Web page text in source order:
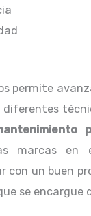
permite
diferentes
marcas en
con un buen
se encargue